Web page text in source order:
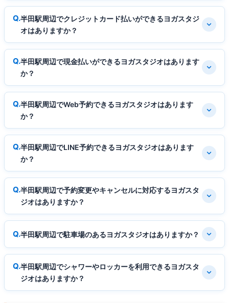
半田駅周辺でクレジットカード払いができるヨガスタジ
オはありますか？
半田駅周辺で現金払いができるヨガスタジオはあります
か？
半田駅周辺でWeb予約できるヨガスタジオはあります
か？
半田駅周辺でLINE予約できるヨガスタジオはあります
か？
半田駅周辺で予約変更やキャンセルに対応するヨガスタ
ジオはありますか？
半田駅周辺で駐車場のあるヨガスタジオはありますか？
半田駅周辺でシャワーやロッカーを利用できるヨガスタ
ジオはありますか？